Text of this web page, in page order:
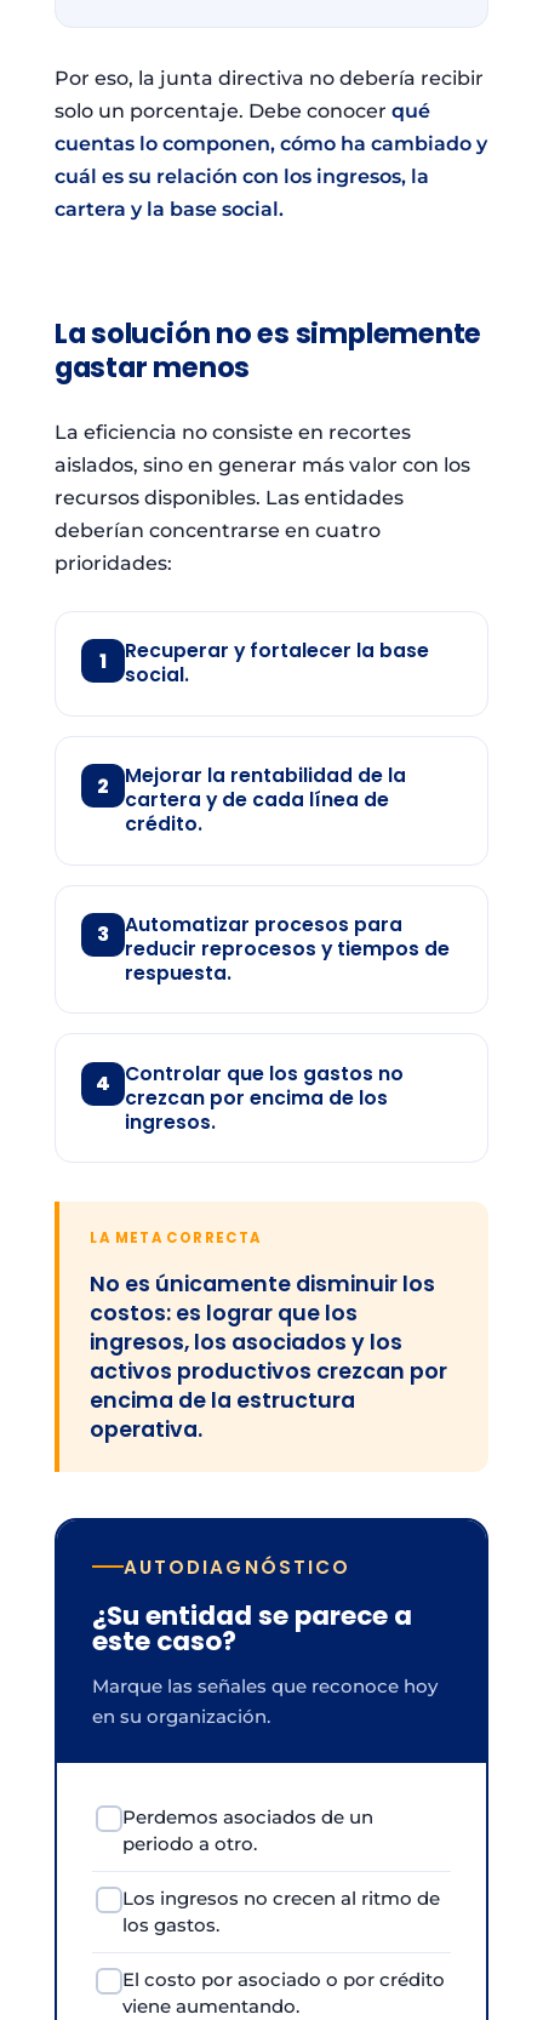
Por eso, la junta directiva no debería recibir
solo un porcentaje. Debe conocer qué
cuentas lo componen, cómo ha cambiado y
cuál es su relación con los ingresos, la
cartera y la base social.
La solución no es simplemente
gastar menos
La eficiencia no consiste en recortes
aislados, sino en generar más valor con los
recursos disponibles. Las entidades
deberían concentrarse en cuatro
prioridades:
1
Recuperar y fortalecer la base
social.
2
Mejorar la rentabilidad de la
cartera y de cada línea de
crédito.
3
Automatizar procesos para
reducir reprocesos y tiempos de
respuesta.
4 Controlar que los gastos no
crezcan por encima de los
ingresos.
LA META CORRECTA
No es únicamente disminuir los
costos: es lograr que los
ingresos, los asociados y los
activos productivos crezcan por
encima de la estructura
operativa.
AUTODIAGNÓSTICO
¿Su entidad se parece a
este caso?
Marque las señales que reconoce hoy
en su organización.
Perdemos asociados de un
periodo a otro.
Los ingresos no crecen al ritmo de
los gastos.
El costo por asociado o por crédito
viene aumentando.